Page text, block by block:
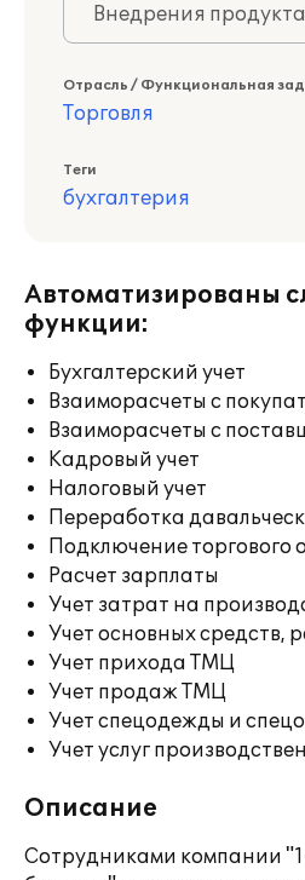
Внедрения
Отрасль / Функциональная
Торговля
Теги
бухгалтерия
Автоматизированы
функции:
Бухгалтерский учет
Взаиморасчеты с
Взаиморасчеты с
Кадровый учет
Налоговый учет
Переработка
Подключение торгового
Расчет зарплаты
Учет затрат на
Учет основных средств,
Учет прихода ТМЦ
Учет продаж ТМЦ
Учет спецодежды и
Учет услуг
Описание
Сотрудниками компании